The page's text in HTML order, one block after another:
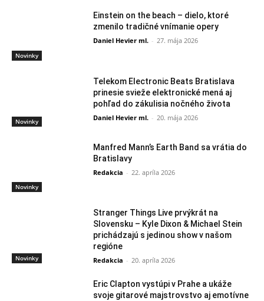
Novinky
Einstein on the beach – dielo, ktoré
zmenilo tradičné vnímanie opery
Daniel Hevier ml. - 27. mája 2026
Novinky
Telekom Electronic Beats Bratislava
prinesie svieže elektronické mená aj
pohľad do zákulisia nočného života
Daniel Hevier ml. - 20. mája 2026
Novinky
Manfred Mann’s Earth Band sa vrátia do
Bratislavy
Redakcia - 22. apríla 2026
Novinky
Stranger Things Live prvýkrát na
Slovensku – Kyle Dixon & Michael Stein
prichádzajú s jedinou show v našom
regióne
Redakcia - 20. apríla 2026
Eric Clapton vystúpi v Prahe a ukáže
svoje gitarové majstrovstvo aj emotívne